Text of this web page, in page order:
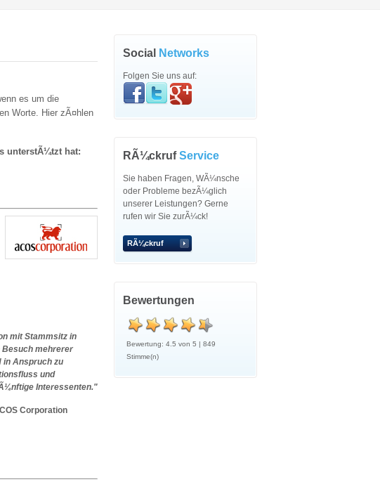
es um die
Worte. Hier zÃ¤hlen
unterstÃ¼tzt hat:
mit Stammsitz in
Besuch mehrerer
in Anspruch zu
und
Interessenten."
Social Networks
Folgen Sie uns auf:
RÃ¼ckrufService
Sie haben Fragen, WÃ¼nsche
oder Probleme bezÃ¼glich
unserer Leistungen? Gerne
rufen wir Sie zurÃ¼ck!
RÃ¼ckruf
Bewertungen
Bewertung: 4.5 von 5 | 849
Stimme(n)